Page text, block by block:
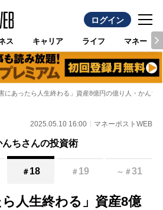
ログイン
ス キャリア ライフ マネー
害にあったら人生終わる」資産8億円の億り人・かん
2025.05.10 16:00 マネーポストWEB
ちさんの投資術
＃ 18 ＃ 19 ～ ＃31
ら人生終わる」資産8億